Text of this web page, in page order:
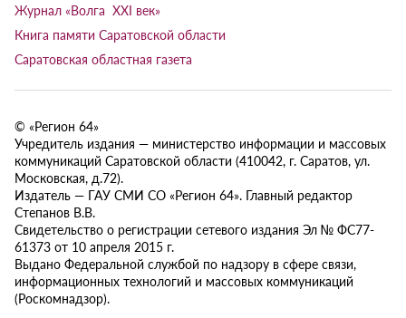
Журнал «Волга XXI век»
Книга памяти Саратовской области
Саратовская областная газета
© «Регион 64»
Учредитель издания — министерство информации и массовых
коммуникаций Саратовской области (410042, г. Саратов, ул.
Московская, д.72).
Издатель — ГАУ СМИ СО «Регион 64». Главный редактор
Степанов В.В.
Свидетельство о регистрации сетевого издания Эл № ФС77-
61373 от 10 апреля 2015 г.
Выдано Федеральной службой по надзору в сфере связи,
информационных технологий и массовых коммуникаций
(Роскомнадзор).